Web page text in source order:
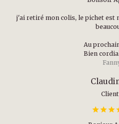
j'ai retiré mon colis, le pichet est
Au
Bien